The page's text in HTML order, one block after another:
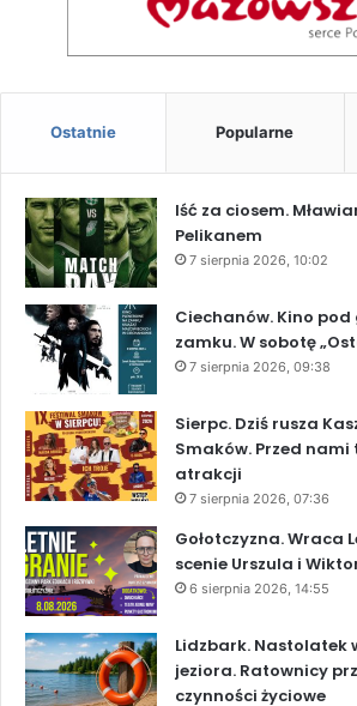
Ostatnie Popularne
Iść za ciosem.
Pelikanem
7 sierpnia 2026, 10:02
Ciechanów. Kino
zamku. W sobotę
7 sierpnia 2026, 09:38
Sierpc. Dziś rusza
Smaków. Przed
atrakcji
7 sierpnia 2026, 07:36
Gołotczyzna. Wraca
scenie Urszula i
6 sierpnia 2026, 14:55
Lidzbark. Nastolatek
jeziora. Ratownicy
czynności życiowe